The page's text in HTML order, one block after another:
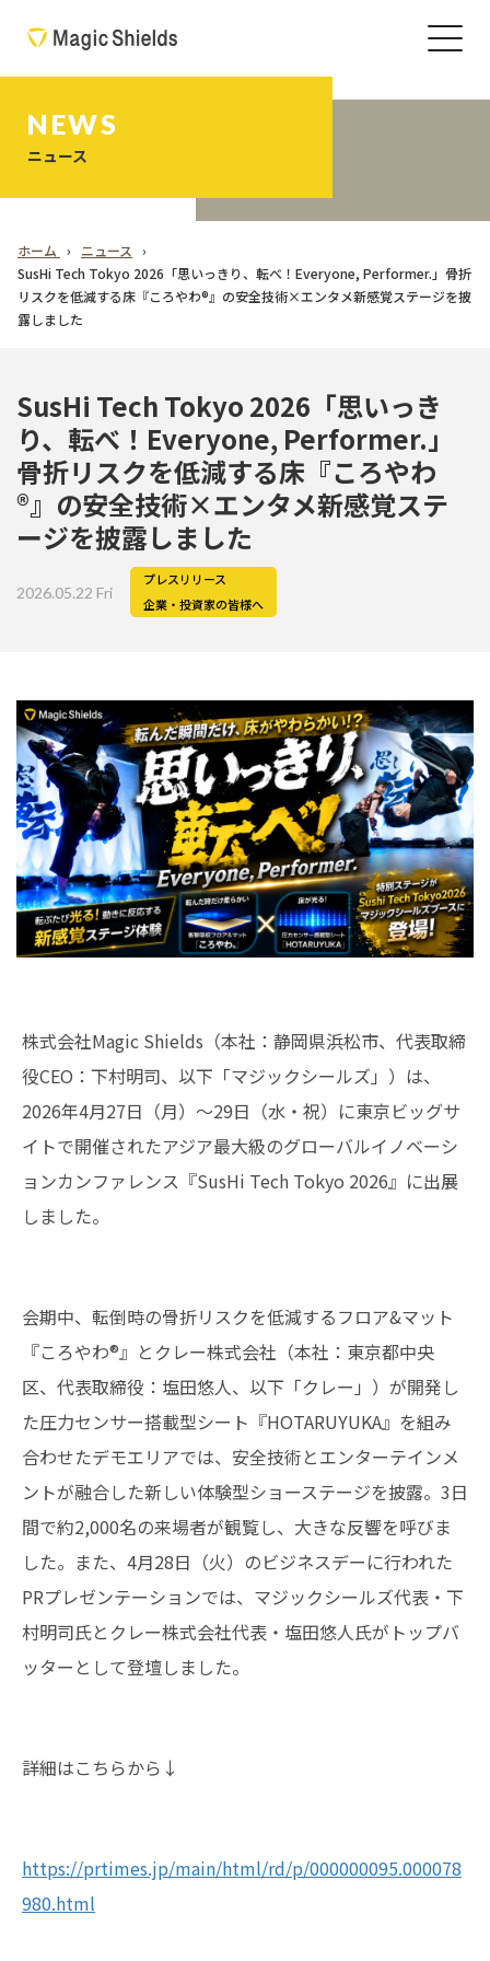
NEWS
ニュース
ホーム
ニュース
SusHi Tech Tokyo 2026「思いっきり、転べ！Everyone, Performer.」骨折
リスクを低減する床『ころやわ®』の安全技術×エンタメ新感覚ステージを披
露しました
SusHi Tech Tokyo 2026「思いっき
り、転べ！Everyone, Performer.」
骨折リスクを低減する床『ころやわ
®』の安全技術×エンタメ新感覚ステ
ージを披露しました
2026.05.22 Fri
プレスリリース
企業・投資家の皆様へ
株式会社Magic Shields（本社：静岡県浜松市、代表取締
役CEO：下村明司、以下「マジックシールズ」）は、
2026年4月27日（月）～29日（水・祝）に東京ビッグサ
イトで開催されたアジア最大級のグローバルイノベーシ
ョンカンファレンス『SusHi Tech Tokyo 2026』に出展
しました。
会期中、転倒時の骨折リスクを低減するフロア&マット
『ころやわ®』とクレー株式会社（本社：東京都中央
区、代表取締役：塩田悠人、以下「クレー」）が開発し
た圧力センサー搭載型シート『HOTARUYUKA』を組み
合わせたデモエリアでは、安全技術とエンターテインメ
ントが融合した新しい体験型ショーステージを披露。3日
間で約2,000名の来場者が観覧し、大きな反響を呼びま
した。また、4月28日（火）のビジネスデーに行われた
PRプレゼンテーションでは、マジックシールズ代表・下
村明司氏とクレー株式会社代表・塩田悠人氏がトップバ
ッターとして登壇しました。
詳細はこちらから↓
https://prtimes.jp/main/html/rd/p/000000095.000078
980.html